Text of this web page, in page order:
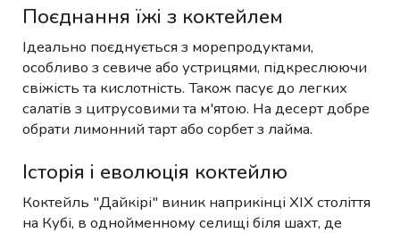
Поєднання їжі з коктейлем
Ідеально поєднується з морепродуктами,
особливо з севиче або устрицями, підкреслюючи
свіжість та кислотність. Також пасує до легких
салатів з цитрусовими та м'ятою. На десерт добре
обрати лимонний тарт або сорбет з лайма.
Історія і еволюція коктейлю
Коктейль "Дайкірі" виник наприкінці XIX століття
на Кубі, в однойменному селищі біля шахт, де